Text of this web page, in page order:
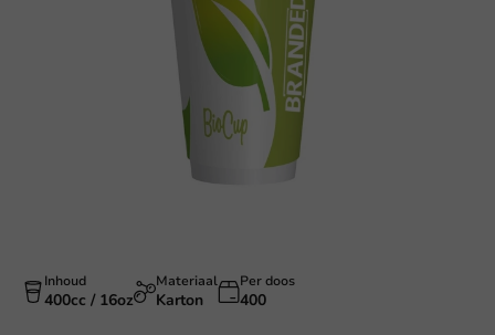
Inhoud
400cc / 16oz
Materiaal
Karton
Per doos
400